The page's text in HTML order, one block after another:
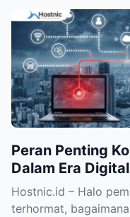
Peran Penting
Dalam Era Digital
Hostnic.id – Halo
terhormat,